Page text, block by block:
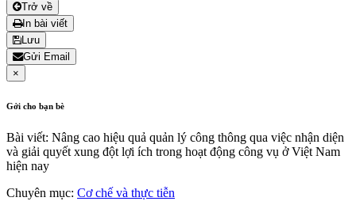
Trở về
In bài viết
Lưu
Gửi Email
×
Gởi cho bạn bè
Bài viết: Nâng cao hiệu quả quản lý công thông qua việc nhận diện
và giải quyết xung đột lợi ích trong hoạt động công vụ ở Việt Nam
hiện nay
Chuyên mục: Cơ chế và thực tiễn